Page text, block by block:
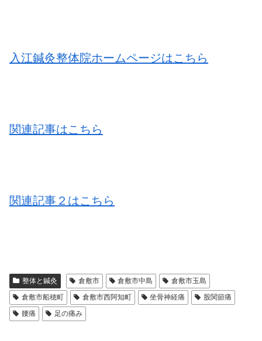
入江鍼灸整体院ホームページはこちら
関連記事はこちら
関連記事２はこちら
整体と鍼灸 倉敷市 倉敷市中島
倉敷市玉島
倉敷市船穂町
倉敷市西阿知町 坐骨神経痛
股関節痛
腰痛
足の痛み